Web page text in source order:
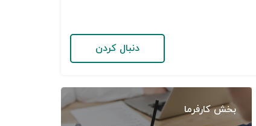
دنبال کردن
بخش کارفرما